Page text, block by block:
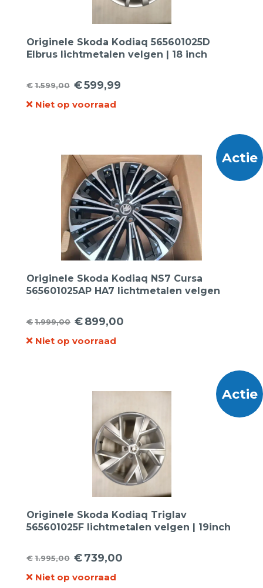
Originele Skoda Kodiaq 565601025D
Elbrus lichtmetalen velgen | 18 inch
€1.599,00
Oorspronkelijke
prijs
€599,99
Huidige
prijs
Niet op voorraad
Actie
Originele Skoda Kodiaq NS7 Cursa
565601025AP HA7 lichtmetalen velgen
19inch.
€1.999,00
Oorspronkelijke
prijs
€899,00
Huidige
prijs
Niet op voorraad
Actie
Originele Skoda Kodiaq Triglav
565601025F lichtmetalen velgen | 19inch
€1.995,00
Oorspronkelijke
prijs
€739,00
Huidige
prijs
Niet op voorraad